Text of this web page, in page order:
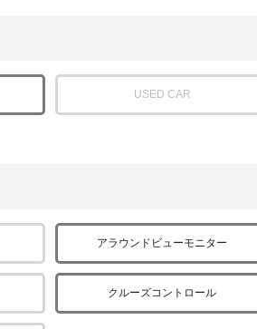
USED CAR
アラウンドビューモニター
クルーズコントロール